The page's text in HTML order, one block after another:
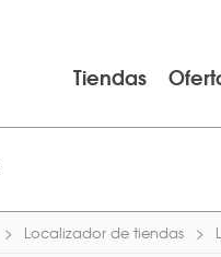
Tiendas
Localizador de tiendas